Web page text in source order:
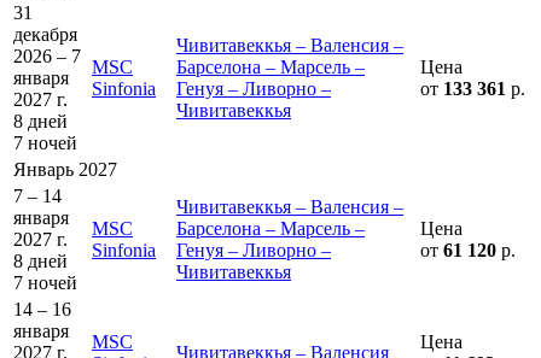
31
декабря
2026 – 7
января
2027 г.
8 дней
7 ночей
MSC
Sinfonia
Чивитавеккья – Валенсия –
Барселона – Марсель –
Генуя – Ливорно –
Чивитавеккья
Цена
от 133 361 р.
Январь 2027
7 – 14
января
2027 г.
8 дней
7 ночей
MSC
Sinfonia
Чивитавеккья – Валенсия –
Барселона – Марсель –
Генуя – Ливорно –
Чивитавеккья
Цена
от 61 120 р.
14 – 16
января
2027 г.
MSC
Чивитавеккья – Валенсия
Цена